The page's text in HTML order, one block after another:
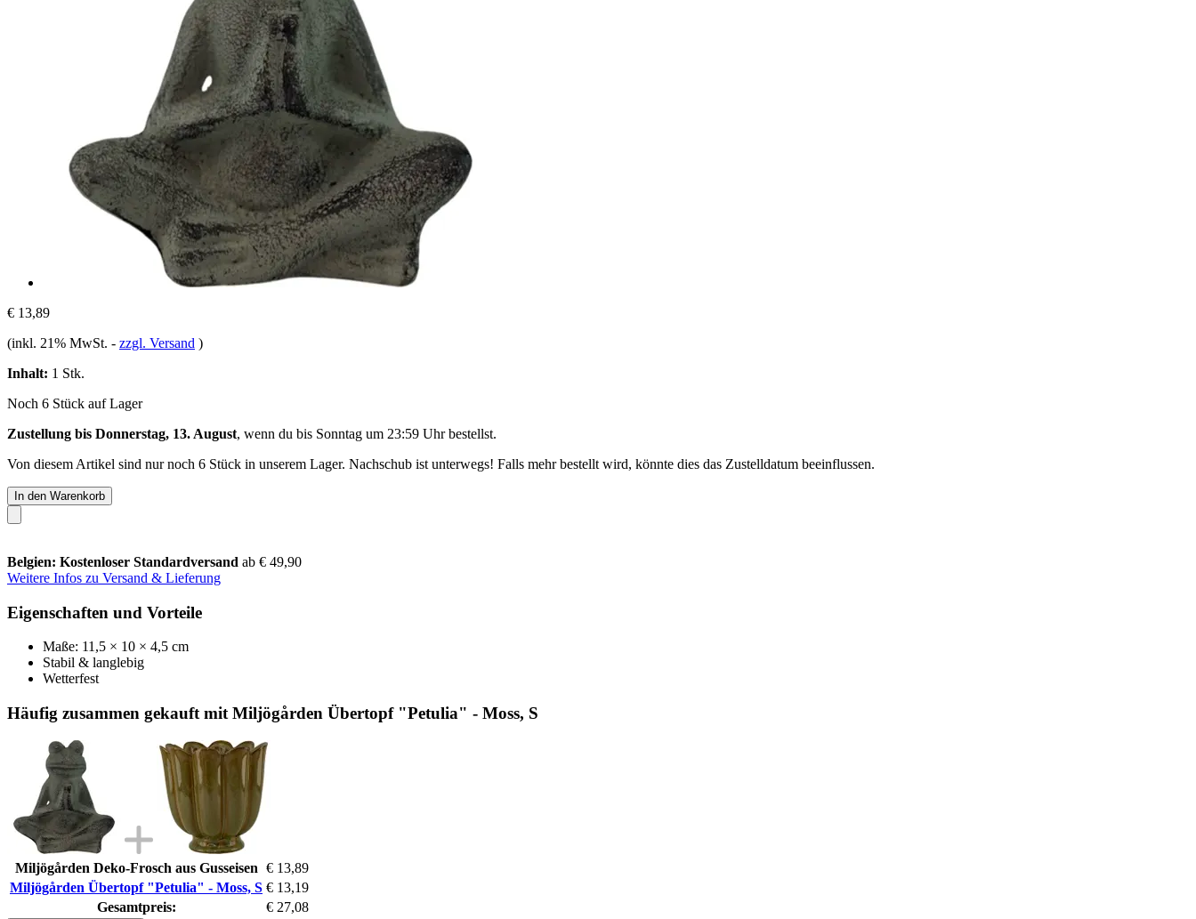
€ 13,89
(inkl. 21% MwSt. - zzgl. Versand )
Inhalt: 1 Stk.
Noch 6 Stück auf Lager
Zustellung bis Donnerstag, 13. August, wenn du bis Sonntag um 23:59 Uhrbestellst.
Von diesem Artikel sind nur noch 6 Stück in unserem Lager. Nachschub ist unterwegs! Falls mehr bestellt wird, könnte dies das Zustelldatum beeinflussen.
In den Warenkorb
Belgien: Kostenloser Standardversand ab € 49,90
Weitere Infos zu Versand & Lieferung
Eigenschaften und Vorteile
Maße: 11,5 × 10 × 4,5 cm
Stabil & langlebig
Wetterfest
Häufig zusammen gekauft mit Miljögården Übertopf "Petulia" - Moss, S
Miljögården Deko-Frosch aus Gusseisen € 13,89
Miljögården Übertopf "Petulia" - Moss, S € 13,19
Gesamtpreis:
€ 27,08